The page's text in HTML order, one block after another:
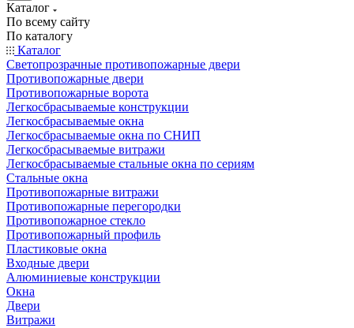
Каталог
По всему сайту
По каталогу
Каталог
Светопрозрачные противопожарные двери
Противопожарные двери
Противопожарные ворота
Легкосбрасываемые конструкции
Легкосбрасываемые окна
Легкосбрасываемые окна по СНИП
Легкосбрасываемые витражи
Легкосбрасываемые стальные окна по сериям
Стальные окна
Противопожарные витражи
Противопожарные перегородки
Противопожарное стекло
Противопожарный профиль
Пластиковые окна
Входные двери
Алюминиевые конструкции
Окна
Двери
Витражи